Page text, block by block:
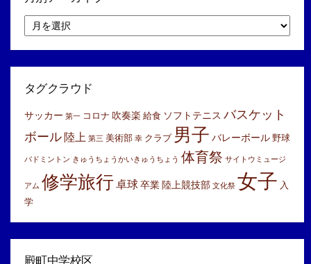
別
ア
イ
タグクラウド
サッカー 第一 コロナ 吹奏楽 給食 ソフトテニス バスケット
ボール陸上 第三 美術部 幸 クラブ 男子 バレーボール 野球
バドミントン きゅうちょうかいきゅうちょう 体育祭 サイトウミュージ
アム 修学旅行卓球卒業 陸上競技部 文化祭 女子 入
学
殿町中学校区